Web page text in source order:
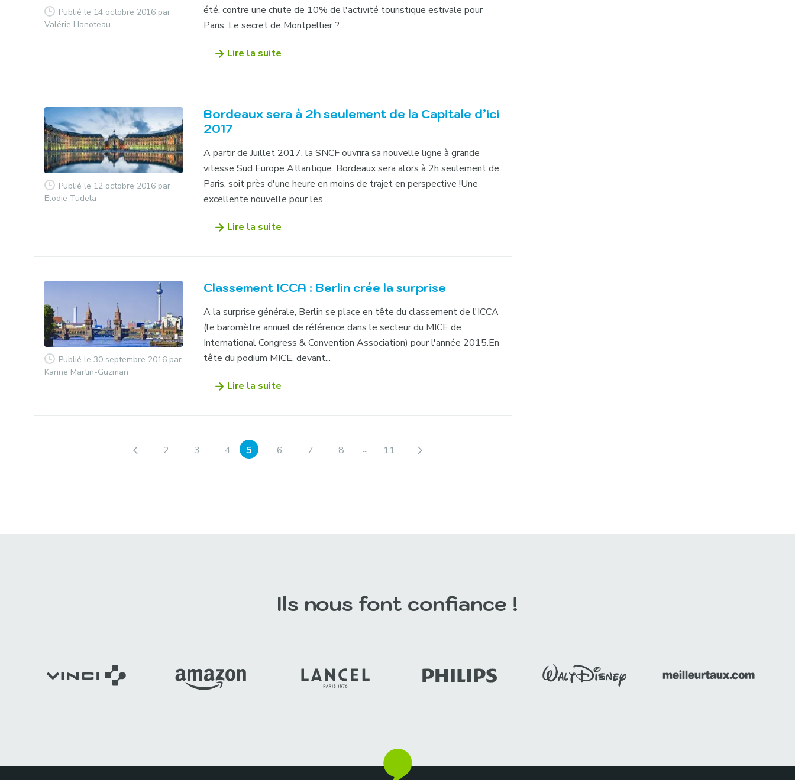
Publié le 14 octobre 2016 par
Valérie Hanoteau
été, contre une chute de 10% de l'activité touristique estivale pour
Paris. Le secret de Montpellier ?...
Lire la suite
Publié le 12 octobre 2016 par
Elodie Tudela
Bordeaux sera à 2h seulement de la Capitale d’ici
2017
A partir de Juillet 2017, la SNCF ouvrira sa nouvelle ligne à grande
vitesse Sud Europe Atlantique. Bordeaux sera alors à 2h seulement de
Paris, soit près d'une heure en moins de trajet en perspective !Une
excellente nouvelle pour les...
Lire la suite
Publié le 30 septembre 2016 par
Karine Martin-Guzman
Classement ICCA : Berlin crée la surprise
A la surprise générale, Berlin se place en tête du classement de l'ICCA
(le baromètre annuel de référence dans le secteur du MICE de
International Congress & Convention Association) pour l'année 2015.En
tête du podium MICE, devant...
Lire la suite
2 3 4 5 6 7 8 ... 11
Ils nous font confiance !